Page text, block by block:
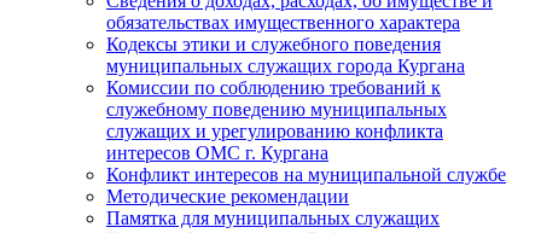
обязательствах имущественного характера
Кодексы этики и служебного поведения
муниципальных служащих города Кургана
Комиссии по соблюдению требований к
служебному поведению муниципальных
служащих и урегулированию конфликта
интересов ОМС г. Кургана
Конфликт интересов на муниципальной службе
Методические рекомендации
Памятка для муниципальных служащих